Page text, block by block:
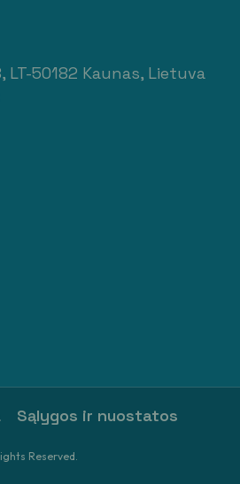
LT-50182 Kaunas, Lietuva
Reserved.
Sąlygos ir nuostatos